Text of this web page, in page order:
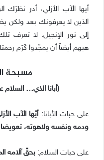
أيها الآب الأزلي، أدر
الذين لا يعرفونك بعد ولكن
إلى نور الإنجيل. لا تعرف
هبهم أيضاً أن يمجّدوا كَرَم
مسبحة
(أبانا الذي…
على حبات الأبانا: أيّها الآب
ودمه ونفسه ولاهوته، تعويضا
على حبات السلام: بحقّ آلامه